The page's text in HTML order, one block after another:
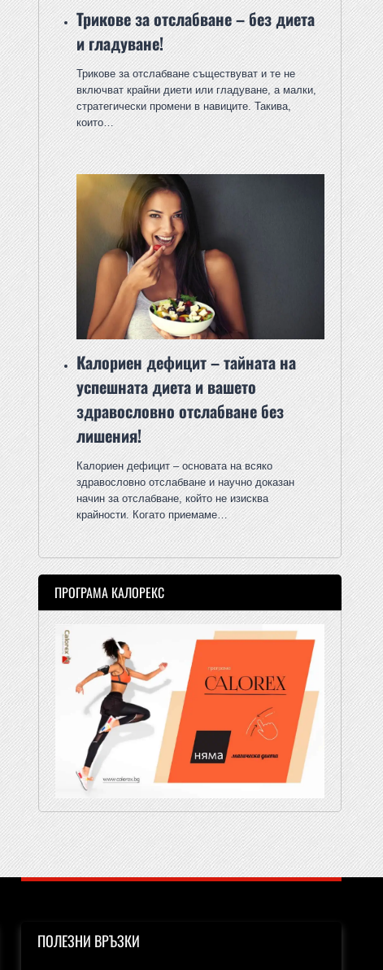
Трикове за отслабване – без диета
и гладуване!
Трикове за отслабване съществуват и те не
включват крайни диети или гладуване, а малки,
стратегически промени в навиците. Такива,
които…
Калориен дефицит – тайната на
успешната диета и вашето
здравословно отслабване без
лишения!
Калориен дефицит – основата на всяко
здравословно отслабване и научно доказан
начин за отслабване, който не изисква
крайности. Когато приемаме…
ПРОГРАМА КАЛОРЕКС
ПОЛЕЗНИ ВРЪЗКИ